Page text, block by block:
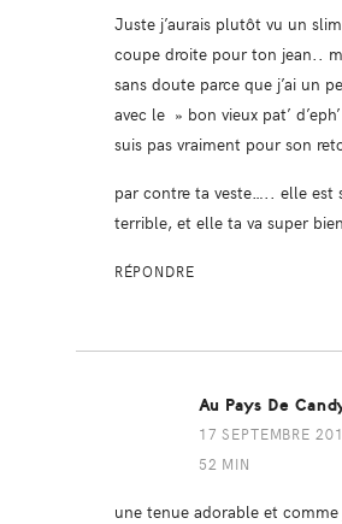
Juste j’aurais plutôt vu un
coupe droite pour ton jean..
sans doute parce que j’ai un
avec le » bon vieux pat’
suis pas vraiment pour son
par contre ta veste….. elle est
terrible, et elle ta va super
RÉPONDRE
Au Pays De
17 SEPTEMBRE
52 MIN
une tenue adorable et comme